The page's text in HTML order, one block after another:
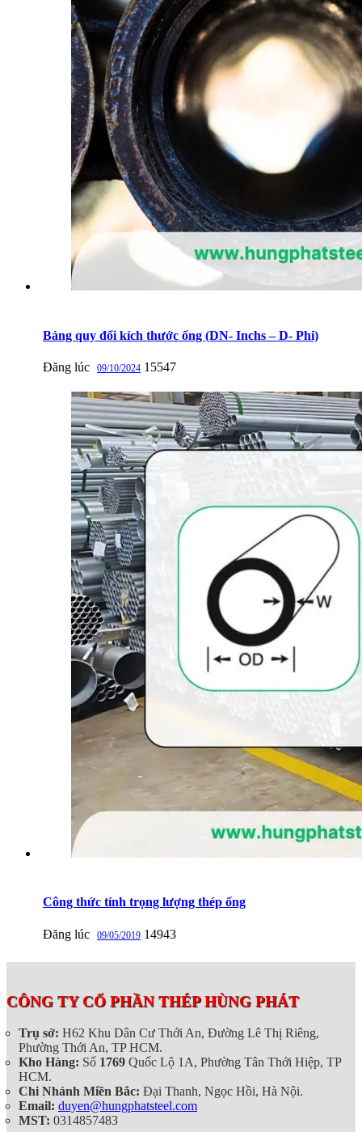
Bảng quy đổi kích thước ống (DN- Inchs – D- Phi)
Đăng lúc 09/10/2024 15547
Công thức tính trọng lượng thép ống
Đăng lúc 09/05/2019 14943
CÔNG TY CỔ PHẦN THÉP HÙNG PHÁT
Trụ sở: H62 Khu Dân Cư Thới An, Đường Lê Thị Riêng,
Phường Thới An, TP HCM.
Kho Hàng: Số 1769 Quốc Lộ 1A, Phường Tân Thới Hiệp, TP
HCM.
Chi Nhánh Miền Bắc: Đại Thanh, Ngọc Hồi, Hà Nội.
Email: duyen@hungphatsteel.com
MST: 0314857483